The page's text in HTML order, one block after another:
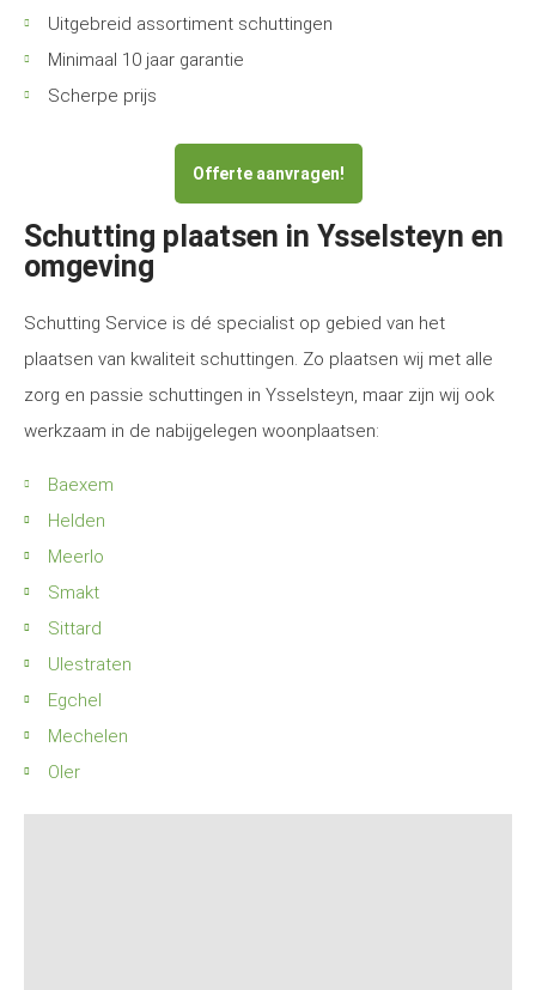
Uitgebreid assortiment schuttingen
Minimaal 10 jaar garantie
Scherpe prijs
Offerte aanvragen!
Schutting plaatsen in Ysselsteyn en
omgeving
Schutting Service is dé specialist op gebied van het
plaatsen van kwaliteit schuttingen. Zo plaatsen wij met alle
zorg en passie schuttingen in Ysselsteyn, maar zijn wij ook
werkzaam in de nabijgelegen woonplaatsen:
Baexem
Helden
Meerlo
Smakt
Sittard
Ulestraten
Egchel
Mechelen
Oler